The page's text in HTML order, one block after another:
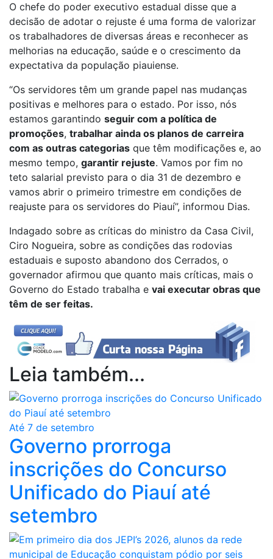
O chefe do poder executivo estadual disse que a
decisão de adotar o rejuste é uma forma de valorizar
os trabalhadores de diversas áreas e reconhecer as
melhorias na educação, saúde e o crescimento da
expectativa da população piauiense.
“Os servidores têm um grande papel nas mudanças
positivas e melhores para o estado. Por isso, nós
estamos garantindo seguir com a política de
promoções, trabalhar ainda os planos de carreira
com as outras categorias que têm modificações e, ao
mesmo tempo, garantir rejuste. Vamos por fim no
teto salarial previsto para o dia 31 de dezembro e
vamos abrir o primeiro trimestre em condições de
reajuste para os servidores do Piauí”, informou Dias.
Indagado sobre as críticas do ministro da Casa Civil,
Ciro Nogueira, sobre as condições das rodovias
estaduais e suposto abandono dos Cerrados, o
governador afirmou que quanto mais críticas, mais o
Governo do Estado trabalha e vai executar obras que
têm de ser feitas.
Leia também...
Até 7 de setembro
Governo prorroga
inscrições do Concurso
Unificado do Piauí até
setembro